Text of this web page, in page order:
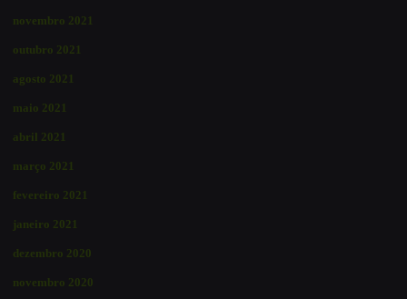
novembro 2021
outubro 2021
agosto 2021
maio 2021
abril 2021
março 2021
fevereiro 2021
janeiro 2021
dezembro 2020
novembro 2020